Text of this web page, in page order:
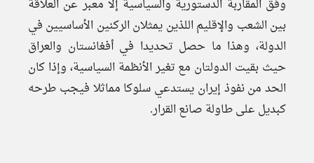
وفق المقاربة الدستورية والسياسية إلا معبر عن العلاقة
بين الشعب والإقليم اللذين يمثلان الركنين الأساسيين في
الدولة، وهذا ما حصل تحديدا في أفغانستان والعراق
حيث بقيت الدولتان مع تغير الأنظمة السياسية، وإذا كان
الحد من نفوذ إيران يستدعي سلوكا مماثلا فيجب طرحه
كبديل على طاولة صانع القرار.